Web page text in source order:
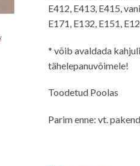
E412, E413, E415,
E171, E132, E151,
* võib avaldada
tähelepanuvõimele!
Toodetud Poolas
Parim enne: vt.